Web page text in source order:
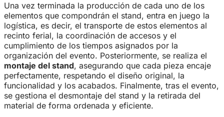
Una vez terminada la producción de cada uno de los
elementos que compondrán el stand, entra en juego la
logística, es decir, el transporte de estos elementos al
recinto ferial, la coordinación de accesos y el
cumplimiento de los tiempos asignados por la
organización del evento. Posteriormente, se realiza el
montaje del stand, asegurando que cada pieza encaje
perfectamente, respetando el diseño original, la
funcionalidad y los acabados. Finalmente, tras el evento,
se gestiona el desmontaje del stand y la retirada del
material de forma ordenada y eficiente.